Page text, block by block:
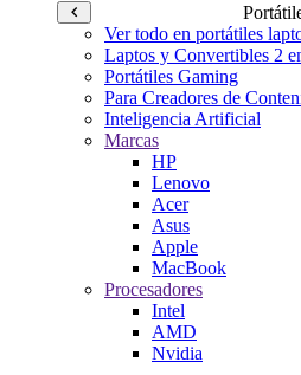
Ver todo en portátiles
Laptos y Convertibles 2
Portátiles Gaming
Para Creadores de
Inteligencia Artificial
Marcas
HP
Lenovo
Acer
Asus
Apple
MacBook
Procesadores
Intel
AMD
Nvidia